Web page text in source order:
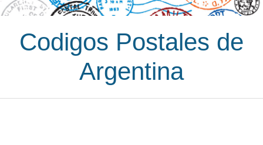
Codigos Postales de
Argentina